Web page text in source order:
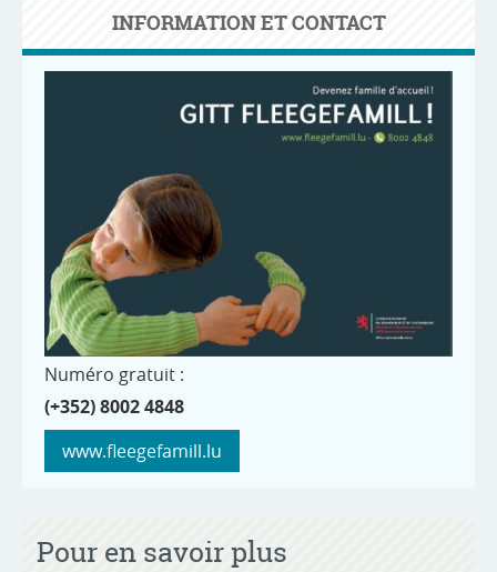
INFORMATION ET CONTACT
Numéro gratuit :
(+352) 8002 4848
www.fleegefamill.lu
Pour en savoir plus